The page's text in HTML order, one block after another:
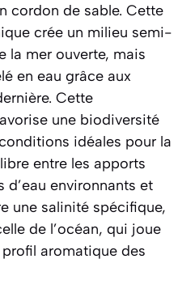
cordon de sable. Cette
crée un milieu semi-
la mer ouverte, mais
en eau grâce aux
Cette
une biodiversité
idéales pour la
entre les apports
d’eau environnants et
une salinité spécifique,
de l’océan, qui joue
aromatique des